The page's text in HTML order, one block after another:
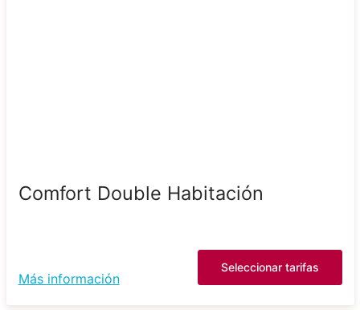
Comfort Double Habitación
Más información
Seleccionar tarifas